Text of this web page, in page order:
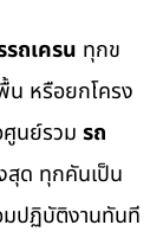
รถเครน ทุกข
น หรือยกโครง
ศูนย์รวม รถ
สุด ทุกคันเป็น
ปฏิบัติงานทันที